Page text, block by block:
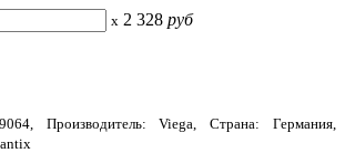
x 2 328 руб
Производитель: Viega, Страна: Германия,